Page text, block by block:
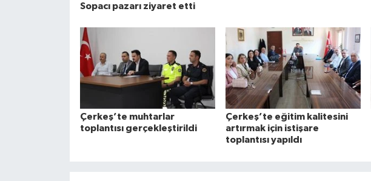
Sopacı pazarı ziyaret etti
Çerkeş’te muhtarlar
toplantısı gerçekleştirildi
Çerkeş’te eğitim kalitesini
artırmak için istişare
toplantısı yapıldı